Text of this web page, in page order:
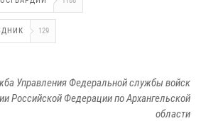
129
Управления Федеральной службы войск
Российской Федерации по Архангельской
области